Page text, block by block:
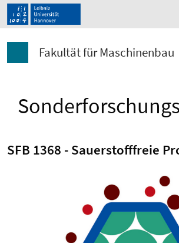
Fakultät für Maschinenbau
SFB 1368 - Sauerstofffreie